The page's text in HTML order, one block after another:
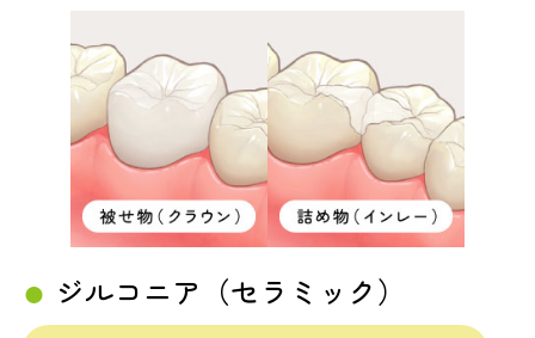
ジルコニア（セラミック）